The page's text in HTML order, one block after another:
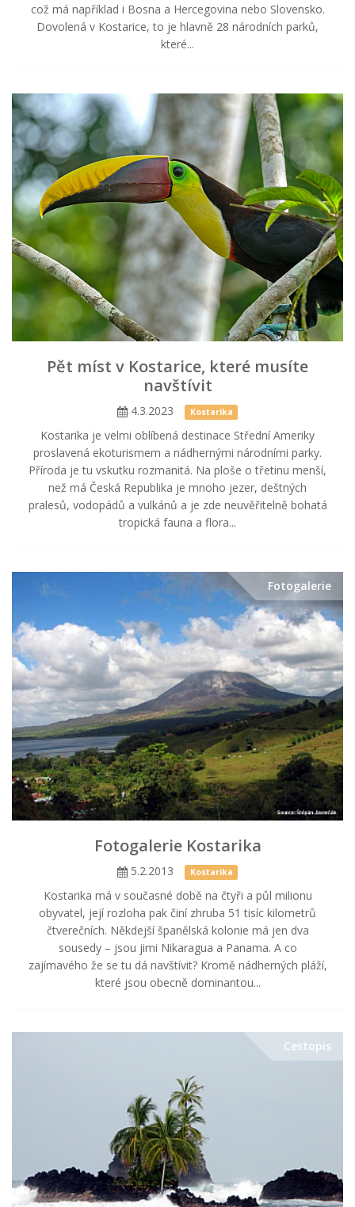
což má například i Bosna a Hercegovina nebo Slovensko.
Dovolená v Kostarice, to je hlavně 28 národních parků,
které...
Pět míst v Kostarice, které musíte
navštívit
4.3.2023 Kostarika
Kostarika je velmi oblíbená destinace Střední Ameriky
proslavená ekoturismem a nádhernými národními parky.
Příroda je tu vskutku rozmanitá. Na ploše o třetinu menší,
než má Česká Republika je mnoho jezer, deštných
pralesů, vodopádů a vulkánů a je zde neuvěřitelně bohatá
tropická fauna a flora...
Fotogalerie
Fotogalerie Kostarika
5.2.2013 Kostarika
Kostarika má v současné době na čtyři a půl milionu
obyvatel, její rozloha pak činí zhruba 51 tisíc kilometrů
čtverečních. Někdejší španělská kolonie má jen dva
sousedy – jsou jimi Nikaragua a Panama. A co
zajímavého že se tu dá navštívit? Kromě nádherných pláží,
které jsou obecně dominantou...
Cestopis